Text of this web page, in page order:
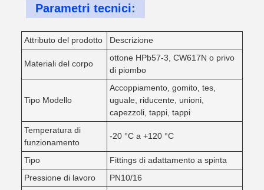
Parametri tecnici:
Attributo del prodotto Descrizione
Materiali del corpo
ottone HPb57-3, CW617N o privo
di piombo
Tipo Modello
Accoppiamento, gomito, tes,
uguale, riducente, unioni,
capezzoli, tappi, tappi
Temperatura di
funzionamento
-20 °C a +120 °C
Tipo
Fittings di adattamento a spinta
Pressione di lavoro
PN10/16